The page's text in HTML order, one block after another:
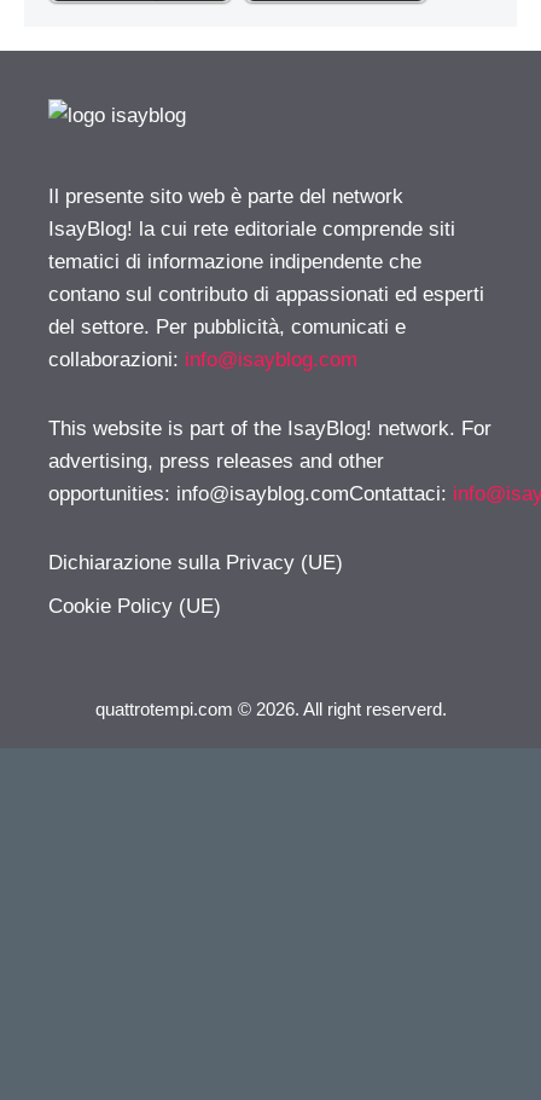
Il presente sito web è parte del network
IsayBlog! la cui rete editoriale comprende siti
tematici di informazione indipendente che
contano sul contributo di appassionati ed esperti
del settore. Per pubblicità, comunicati e
collaborazioni: info@isayblog.com
This website is part of the IsayBlog! network. For
advertising, press releases and other
opportunities: info@isayblog.comContattaci:
Dichiarazione sulla Privacy (UE)
Cookie Policy (UE)
quattrotempi.com © 2026. All right reserverd.